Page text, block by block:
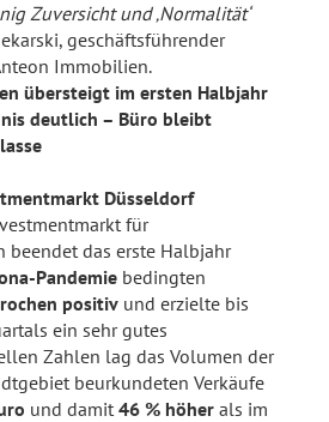
Zuversicht und ‚Normalität‘
geschäftsführender
Immobilien.
übersteigt im ersten Halbjahr
deutlich – Büro bleibt
Düsseldorf
für
beendet das erste Halbjahr
Pandemie bedingten
positiv und erzielte bis
ein sehr gutes
Zahlen lag das Volumen der
beurkundeten Verkäufe
und damit 46 % höher als im